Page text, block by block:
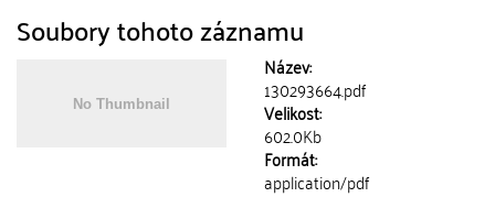
Soubory tohoto záznamu
Název:
130293664.pdf
Velikost:
602.0Kb
Formát:
application/pdf